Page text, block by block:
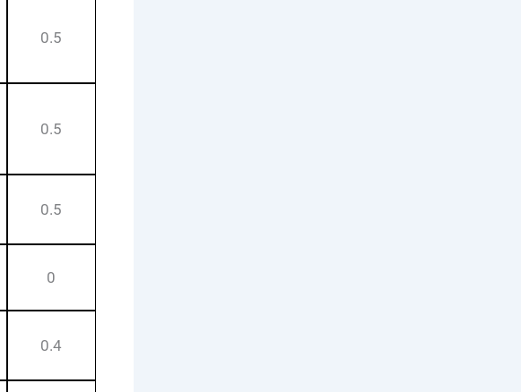
0.5
0.5
0.5
0
0.4